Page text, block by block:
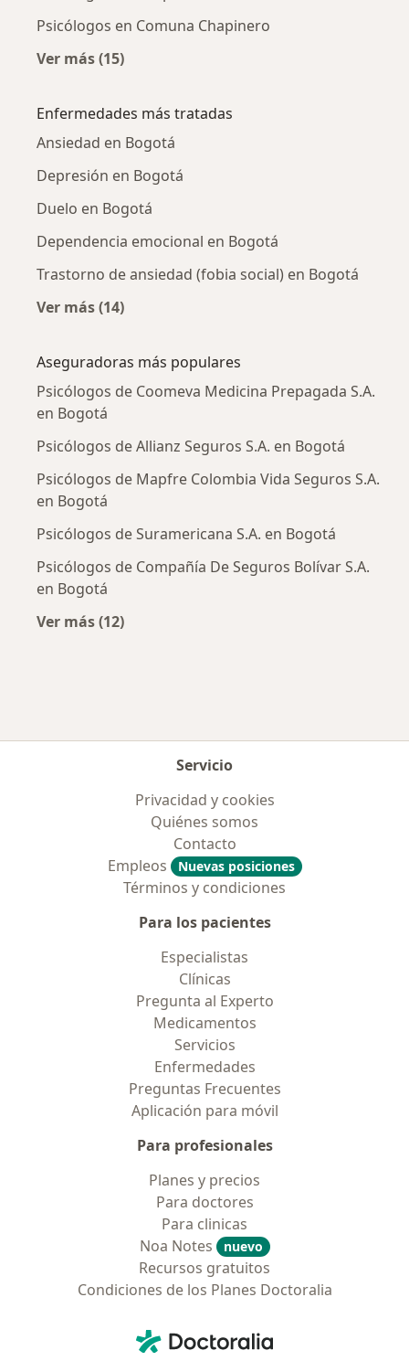
Psicólogos en Comuna Chapinero
Ver más (15)
Enfermedades más tratadas
Ansiedad en Bogotá
Depresión en Bogotá
Duelo en Bogotá
Dependencia emocional en Bogotá
Trastorno de ansiedad (fobia social) en Bogotá
Ver más (14)
Aseguradoras más populares
Psicólogos de Coomeva Medicina Prepagada S.A.
en Bogotá
Psicólogos de Allianz Seguros S.A. en Bogotá
Psicólogos de Mapfre Colombia Vida Seguros S.A.
en Bogotá
Psicólogos de Suramericana S.A. en Bogotá
Psicólogos de Compañía De Seguros Bolívar S.A.
en Bogotá
Ver más (12)
Servicio
Privacidad y cookies
Quiénes somos
Contacto
Empleos
Nuevas posiciones
Términos y condiciones
Para los pacientes
Especialistas
Clínicas
Pregunta al Experto
Medicamentos
Servicios
Enfermedades
Preguntas Frecuentes
Aplicación para móvil
Para profesionales
Planes y precios
Para doctores
Para clinicas
Noa Notes
nuevo
Recursos gratuitos
Condiciones de los Planes Doctoralia
Doctoralia - Página de inicio